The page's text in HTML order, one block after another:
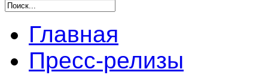
Главная
Пресс-релизы